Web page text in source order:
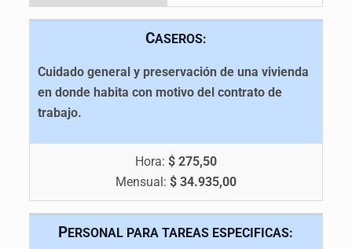
CASEROS:
Cuidado general y preservación de una vivienda
en donde habita con motivo del contrato de
trabajo.
Hora: $ 275,50
Mensual: $ 34.935,00
PERSONAL PARA TAREAS ESPECIFICAS: